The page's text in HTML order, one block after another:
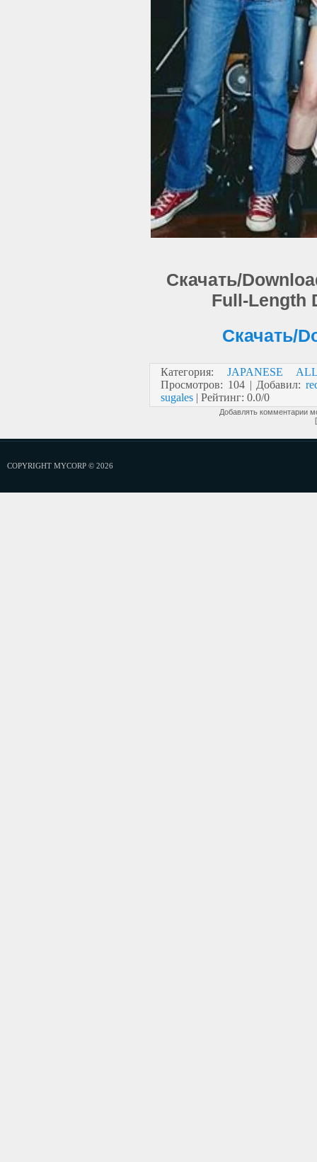
Скачать/
Full-Length
Скачать/
Категория:
JAPANESE
Просмотров: 104| Добавил:
sugales | Рейтинг: 0.0/0
Добавлять комментарии
COPYRIGHT MYCORP © 2026